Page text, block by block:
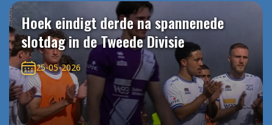
Hoek eindigt derde na spannenede
slotdag in de Tweede Divisie
25-05-2026